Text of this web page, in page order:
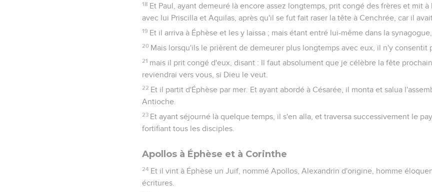
18 Et Paul, ayant demeuré là encore assez longtemps, prit congé des frères et mit
avec lui Priscilla et Aquilas, après qu'il se fut fait raser la tête à Cenchrée, car il
19 Et il arriva à Éphèse et les y laissa ; mais étant entré lui-même dans la
20 Mais lorsqu'ils le prièrent de demeurer plus longtemps avec eux, il n'y consentit
21 mais il prit congé d'eux, disant : Il faut absolument que je célèbre la fête
reviendrai vers vous, si Dieu le veut.
22 Et il partit d'Éphèse par mer. Et ayant abordé à Césarée, il monta et salua
Antioche.
23 Et ayant séjourné là quelque temps, il s'en alla, et traversa successivement le
fortifiant tous les disciples.
Apollos à Éphèse et à Corinthe
24 Et il vint à Éphèse un Juif, nommé Apollos, Alexandrin d'origine, homme
écritures.